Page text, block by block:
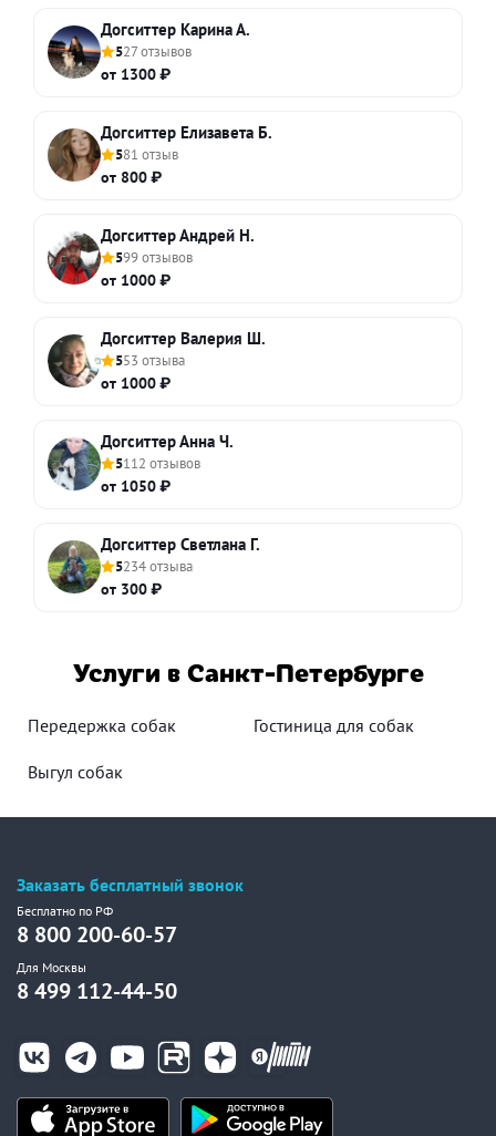
Догситтер Карина А.
527 отзывов
от 1300 ₽
Догситтер Елизавета Б.
581 отзыв
от 800 ₽
Догситтер Андрей Н.
599 отзывов
от 1000 ₽
Догситтер Валерия Ш.
553 отзыва
от 1000 ₽
Догситтер Анна Ч.
5112 отзывов
от 1050 ₽
Догситтер Светлана Г.
5234 отзыва
от 300 ₽
Услуги в Санкт-Петербурге
Передержка собак Гостиница для собак
Выгул собак
Заказать бесплатный звонок
Бесплатно по РФ
8 800 200-60-57
Для Москвы
8 499 112-44-50